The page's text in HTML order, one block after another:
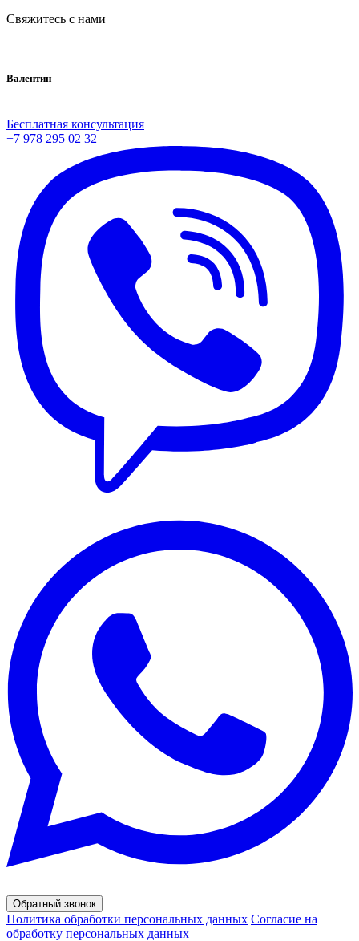
Свяжитесь с нами
Валентин
Бесплатная консультация
+7 978 295 02 32
Обратный звонок
Политика обработки персональных данных Согласие на
обработку персональных данных